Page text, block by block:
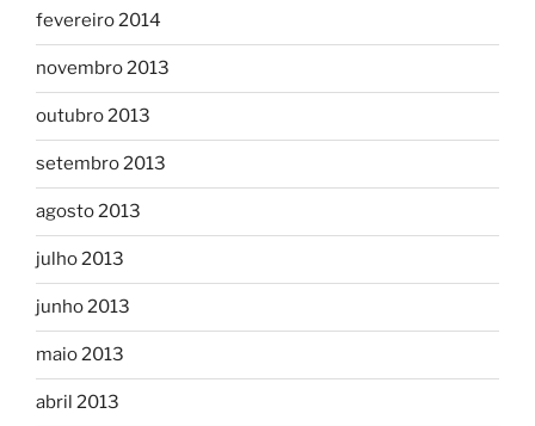
fevereiro 2014
novembro 2013
outubro 2013
setembro 2013
agosto 2013
julho 2013
junho 2013
maio 2013
abril 2013